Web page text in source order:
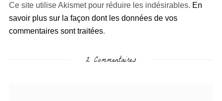
Ce site utilise Akismet pour réduire les indésirables. En
savoir plus sur la façon dont les données de vos
commentaires sont traitées.
2 Commentaires